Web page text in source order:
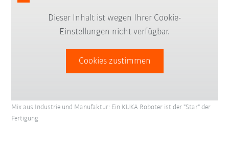
Dieser Inhalt ist wegen Ihrer Cookie-
Einstellungen nicht verfügbar.
Cookies zustimmen
Mix aus Industrie und Manufaktur: Ein KUKA Roboter ist der "Star" der
Fertigung